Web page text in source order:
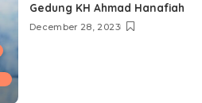
Gedung KH Ahmad Hanafiah
December 28, 2023